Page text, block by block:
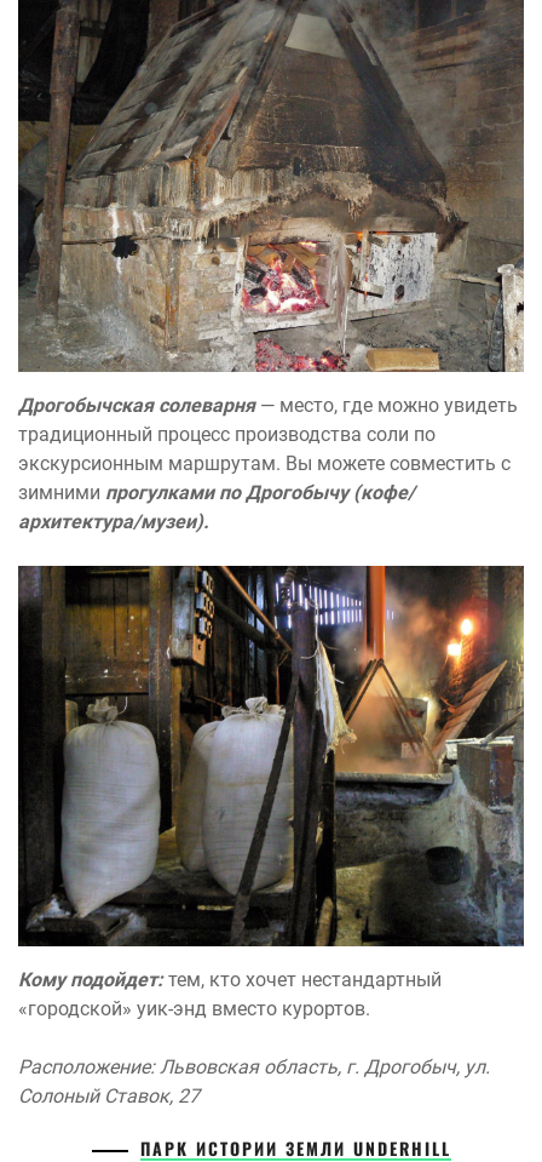
Дрогобычская солеварня — место, где можно увидеть
традиционный процесс производства соли по
экскурсионным маршрутам. Вы можете совместить с
зимними прогулками по Дрогобычу (кофе/
архитектура/музеи).
Кому подойдет:тем, кто хочет нестандартный
«городской» уик-энд вместо курортов.
Расположение: Львовская область, г. Дрогобыч, ул.
Солоный Ставок, 27
ПАРК ИСТОРИИ ЗЕМЛИ UNDERHILL